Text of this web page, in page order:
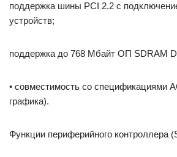
поддержка шины PCI 2.2 с
устройств;
поддержка до 768 Мбайт ОП SDRAM
• совместимость со спецификациями
графика).
Функции периферийного контроллера